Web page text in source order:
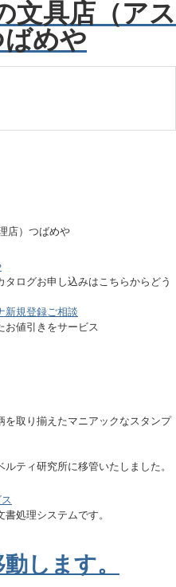
ログお申し込みはこちらからどう
新規登録ご相談
お値引きをサービス
取り揃えたマニアックなスタンプ
ティ研究所に移管いたしました。
処理システムです。
します。